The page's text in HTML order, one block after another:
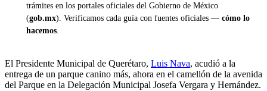
trámites en los portales oficiales del Gobierno de México
(gob.mx). Verificamos cada guía con fuentes oficiales — cómo lo
hacemos.
El Presidente Municipal de Querétaro, Luis Nava, acudió a la
entrega de un parque canino más, ahora en el camellón de la avenida
del Parque en la Delegación Municipal Josefa Vergara y Hernández.